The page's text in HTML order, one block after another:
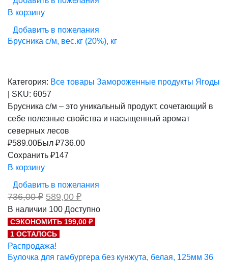
В корзину
Добавить в пожелания
Брусника с/м, вес.кг (20%), кг
Категория: Все товары Замороженные продукты Ягоды
SKU: 6057
Брусника с/м – это уникальный продукт, сочетающий в
себе полезные свойства и насыщенный аромат
северных лесов
₽589.00Был ₽736.00
Сохранить ₽147
В корзину
Добавить в пожелания
736,00₽ Первоначальная
цена
составляла
736,00 ₽.
589,00 ₽Текущая
589,00 ₽.
В наличии 100 Доступно
СЭКОНОМИТЬ 199,00 ₽
1 ОСТАЛОСЬ
Распродажа!
Булочка для гамбургера без кунжута, белая, 125мм 36